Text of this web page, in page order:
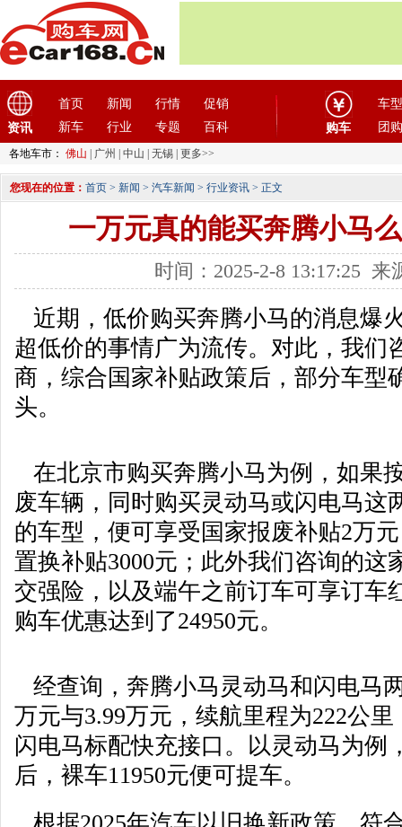
资讯
首页 新闻 行情
促销
新车
行业 专题 百科 购车
车型
团购
各地车市： 佛山 广州 中山 无锡 更多>>
您现在的位置： 首页 > 新闻 > 汽车新闻 > 行业资讯 > 正文
一万元真的能买奔腾小马
时间：2025-2-8 13:17:25 来
近期，低价购买奔腾小马的消息爆
超低价的事情广为流传。对此，我们
商，综合国家补贴政策后，部分车型
头。
在北京市购买奔腾小马为例，如果
废车辆，同时购买灵动马或闪电马这
的车型，便可享受国家报废补贴2万
置换补贴3000元；此外我们咨询的这
交强险，以及端午之前订车可享订车
购车优惠达到了24950元。
经查询，奔腾小马灵动马和闪电马
万元与3.99万元，续航里程为222公
闪电马标配快充接口。以灵动马为例
后，裸车11950元便可提车。